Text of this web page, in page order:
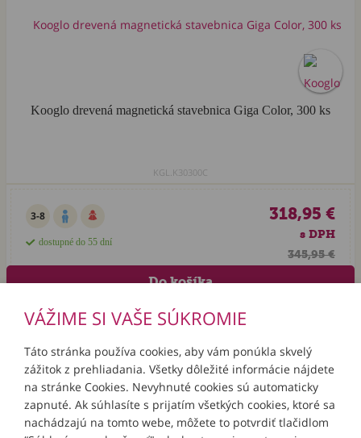
Kooglo drevená magnetická stavebnica Giga Color, 300 ks
KGL.K30300C
3-8
dostupné do 55 dní
318,95 €
s DPH
345,95 €
INFORMÁCIE
MÔJ ÚČET
VÁŽIME SI VAŠE SÚKROMIE
Táto stránka používa cookies, aby vám ponúkla skvelý
zážitok z prehliadania. Všetky dôležité informácie nájdete
na stránke Cookies. Nevyhnuté cookies sú automaticky
zapnuté. Ak súhlasíte s prijatím všetkých cookies, ktoré sa
nachádzajú na tomto webe, môžete to potvrdiť tlačidlom